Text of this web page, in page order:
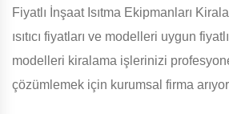
Fiyatlı İnşaat Isıtma Ekipmanları
ısıtıcı fiyatları ve modelleri uygun fiyatlı
modelleri kiralama işlerinizi
çözümlemek için kurumsal firma